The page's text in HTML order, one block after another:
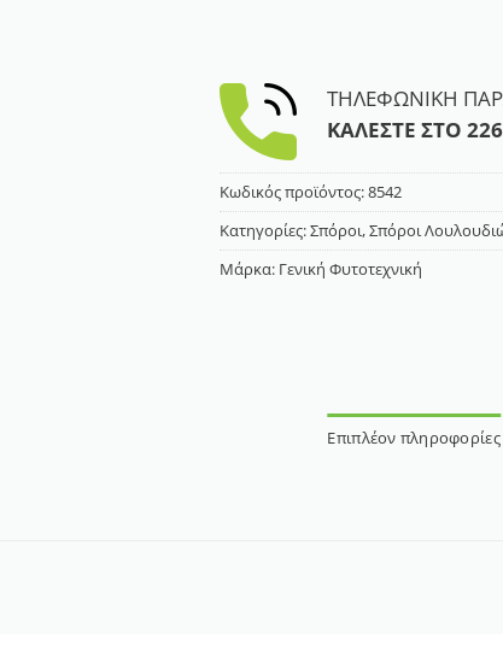
ΤΗΛΕΦΩΝΙΚΗ
ΚΑΛΕΣΤΕ ΣΤΟ
Κωδικός προϊόντος:8542
Κατηγορίες:Σπόροι,Σπόροι
Μάρκα: Γενική Φυτοτεχνική
Επιπλέον πληροφορίες